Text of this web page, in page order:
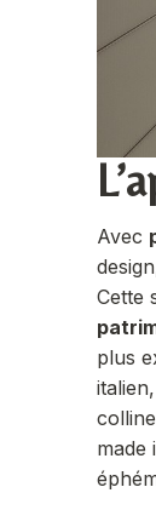
Avec
Cette
plus
made